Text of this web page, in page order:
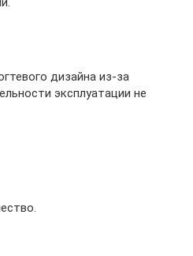
дизайна из-за
эксплуатации не